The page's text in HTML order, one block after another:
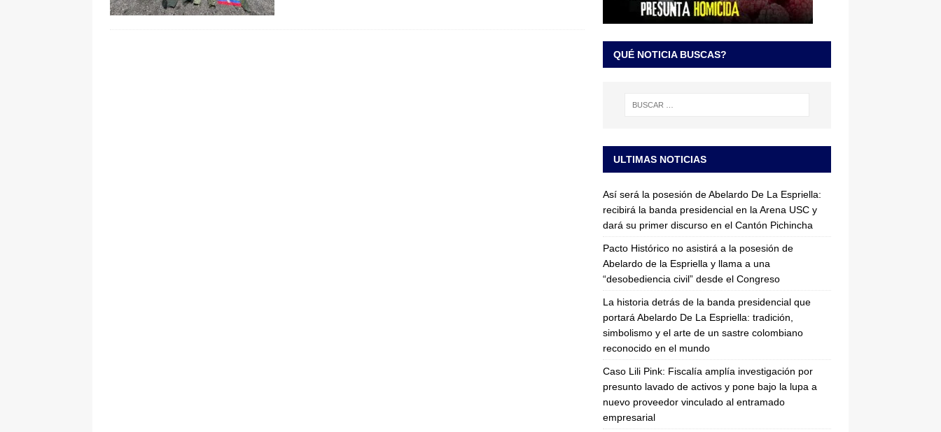
pone bajo la lupa a nuevo proveedor vinculado al entramado empresarial
QUÉ NOTICIA BUSCAS?
ULTIMAS NOTICIAS
Así será la posesión de Abelardo De La Espriella:
recibirá la banda presidencial en la Arena USC y
dará su primer discurso en el Cantón Pichincha
Pacto Histórico no asistirá a la posesión de
Abelardo de la Espriella y llama a una
“desobediencia civil” desde el Congreso
La historia detrás de la banda presidencial que
portará Abelardo De La Espriella: tradición,
simbolismo y el arte de un sastre colombiano
reconocido en el mundo
Caso Lili Pink: Fiscalía amplía investigación por
presunto lavado de activos y pone bajo la lupa a
nuevo proveedor vinculado al entramado
empresarial